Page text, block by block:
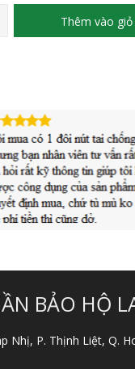
Thêm vào
BẢO HỘ
Nhị, P. Thịnh Liệt, Q.